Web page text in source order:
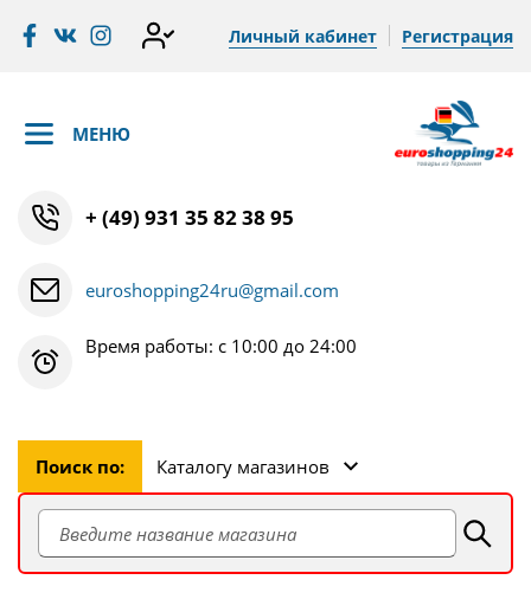
Личный кабинет Регистрация
МЕНЮ
+ (49) 931 35 82 38 95
euroshopping24ru@gmail.com
Время работы: с 10:00 до 24:00
Поиск по: Каталогу магазинов